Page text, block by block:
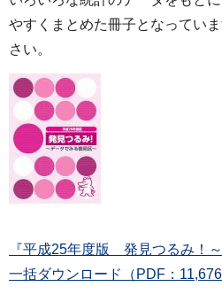
やすくまとめた冊子となってい
さい。
『平成25年度版 発見つるみ！
一括ダウンロード（PDF：